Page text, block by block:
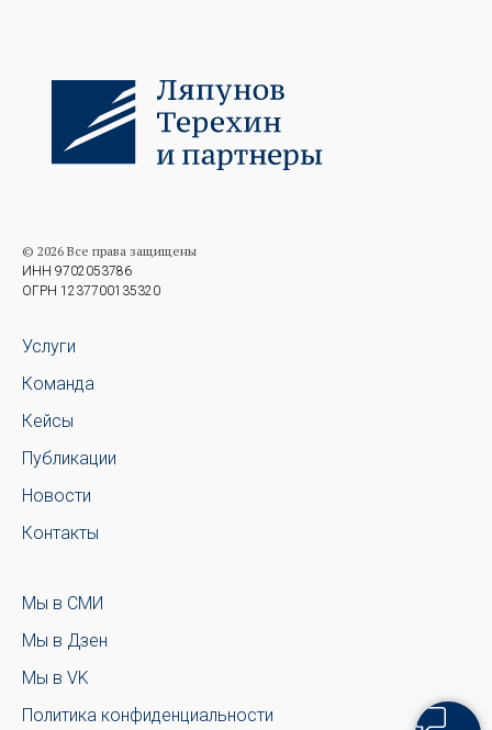
© 2026 Все права защищены
ИНН 9702053786
ОГРН 1237700135320
Услуги
Команда
Кейсы
Публикации
Новости
Контакты
Мы в СМИ
Мы в Дзен
Мы в VK
Политика конфиденциальности